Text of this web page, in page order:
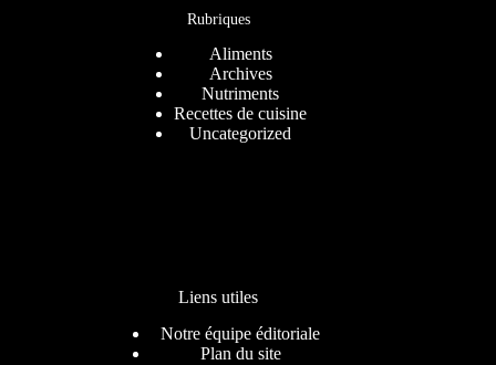
Rubriques
Aliments
Archives
Nutriments
Recettes de cuisine
Uncategorized
Liens utiles
Notre équipe éditoriale
Plan du site